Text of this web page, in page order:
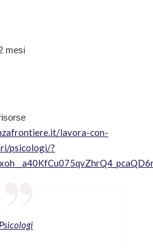
mesi
lavora-con-
psicologi/?
Psicologi